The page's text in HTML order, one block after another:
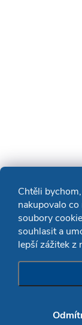
Chtěli
nakupovalo
soubory
souhlasit a
lepší zážitek z